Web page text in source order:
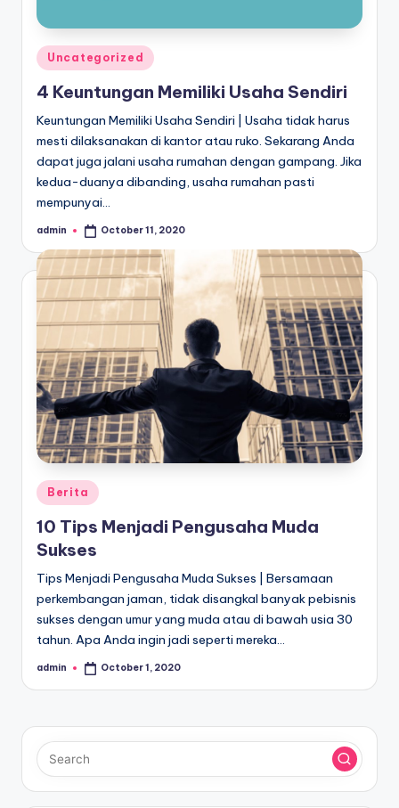
Posted
in
Uncategorized
4 Keuntungan Memiliki Usaha Sendiri
Keuntungan Memiliki Usaha Sendiri | Usaha tidak harus
mesti dilaksanakan di kantor atau ruko. Sekarang Anda
dapat juga jalani usaha rumahan dengan gampang. Jika
kedua-duanya dibanding, usaha rumahan pasti
mempunyai…
Posted
admin October 11, 2020
Posted
in
Berita
10 Tips Menjadi Pengusaha Muda
Sukses
Tips Menjadi Pengusaha Muda Sukses | Bersamaan
perkembangan jaman, tidak disangkal banyak pebisnis
sukses dengan umur yang muda atau di bawah usia 30
tahun. Apa Anda ingin jadi seperti mereka…
Posted
admin October 1, 2020